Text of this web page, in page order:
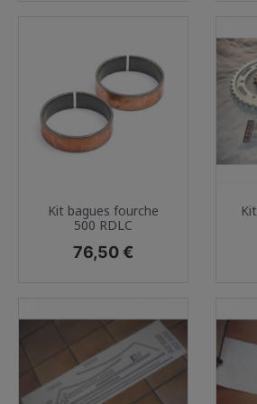
Kit bagues fourche
500 RDLC
Prix
76,50 €